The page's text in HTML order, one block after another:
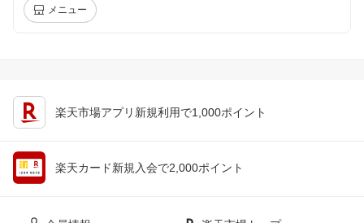
メニュー
楽天市場アプリ新規利用で1,000ポイント
楽天カード新規入会で2,000ポイント